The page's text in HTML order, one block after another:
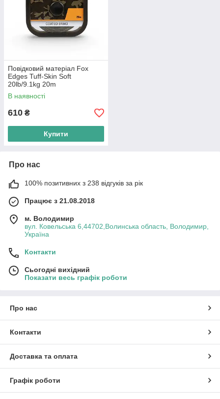
Повідковий матеріал Fox
Edges Tuff-Skin Soft
20lb/9.1kg 20m
В наявності
610 ₴
Купити
Про нас
100% позитивних з 238 відгуків за рік
Працює з 21.08.2018
м. Володимир
вул. Ковельська 6,44702,Волинська область, Володимир,
Україна
Контакти
Сьогодні вихідний
Показати весь графік роботи
Про нас
Контакти
Доставка та оплата
Графік роботи